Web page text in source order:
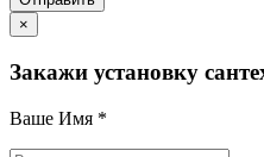
×
Закажи установку
Ваше Имя *